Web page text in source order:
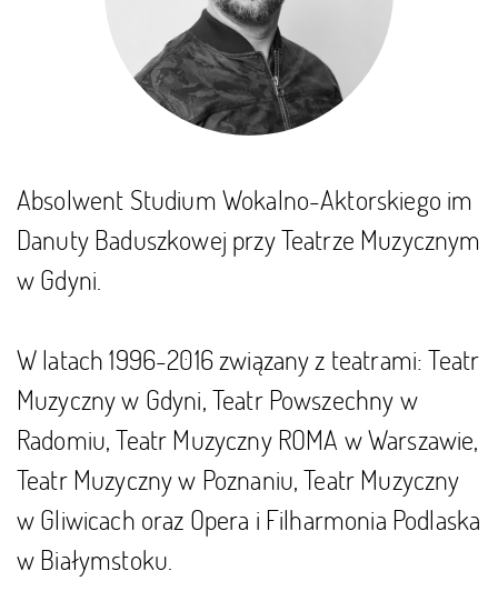
Absolwent Studium Wokalno-Aktorskiego im
Danuty Baduszkowej przy Teatrze Muzycznym
w Gdyni.
W latach 1996-2016 związany z teatrami: Teatr
Muzyczny w Gdyni, Teatr Powszechny w
Radomiu, Teatr Muzyczny ROMA w Warszawie,
Teatr Muzyczny w Poznaniu, Teatr Muzyczny
w Gliwicach oraz Opera i Filharmonia Podlaska
w Białymstoku.